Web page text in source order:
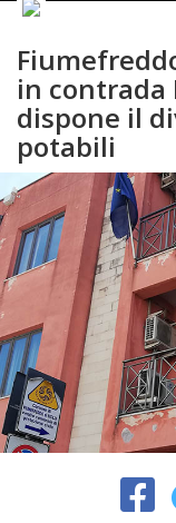
in contrada
dispone il
potabili